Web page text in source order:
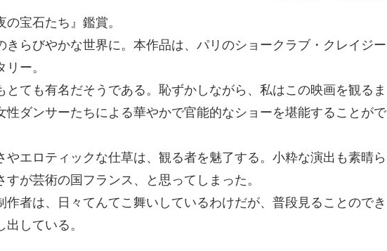
宝石たち』鑑賞。
きらびやかな世界に。本作品は、パリのショークラブ・クレイジー
ー。
とても有名だそうである。恥ずかしながら、私はこの映画を観るま
性ダンサーたちによる華やかで官能的なショーを堪能することがで
エロティックな仕草は、観る者を魅了する。小粋な演出も素晴ら
が芸術の国フランス、と思ってしまった。
作者は、日々てんてこ舞いしているわけだが、普段見ることのでき
している。